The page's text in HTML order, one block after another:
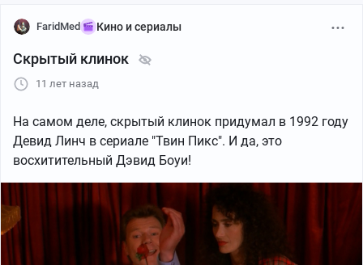
FaridMed Кино и сериалы
Скрытый клинок
11 лет назад
На самом деле, скрытый клинок придумал в 1992 году
Девид Линч в сериале "Твин Пикс". И да, это
восхитительный Дэвид Боуи!